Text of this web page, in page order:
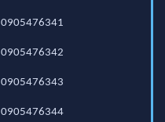
0905476341
0905476342
0905476343
0905476344